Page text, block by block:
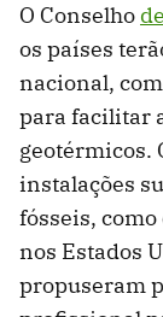
O Conselho
os países
nacional,
para facilitar
geotérmicos.
instalações
fósseis,
nos Estados
propuseram